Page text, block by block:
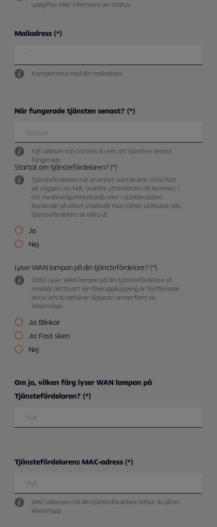
uppgifter eller informera om status.
Mailadress
Komplettera med din mailadress.
När fungerade tjänsten senast?
Fyll i datum och tid som du vet att tjänsten senast
fungerade.
Startat om tjänstefördelaren?
Tjänstefördelaren är en enhet som brukar sitta fast
på väggen i en hall, ovanför ytterdörren till hemmet, i
ett medieskåp/metallskåp eller i städskrubben.
Beroende på vilket stadsnät man tillhör så brukar alla
tjänstefördelare se olika ut.
Ja
Nej
Lyser WAN lampan på din tjänstefördelare?
OBS!! Lyser WAN lampan på din tjänstefördelare så
innebär detta att din fiberuppkoppling är fortfarande
aktiv och du behöver lägga en annan form av
felanmälan.
Ja: Blinkar
Ja: Fast sken
Nej
Om ja, vilken färg lyser WAN lampan på
Tjänstefördelaren?
Tjänstefördelarens MAC-adress
MAC adressen till din tjänstefördelare hittar du på en
klisterlapp.